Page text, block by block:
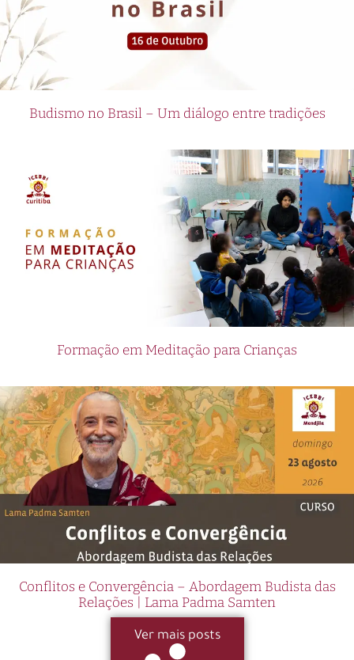
Budismo no Brasil – Um diálogo entre tradições
Formação em Meditação para Crianças
Conflitos e Convergência – Abordagem Budista das
Relações | Lama Padma Samten
Ver mais posts